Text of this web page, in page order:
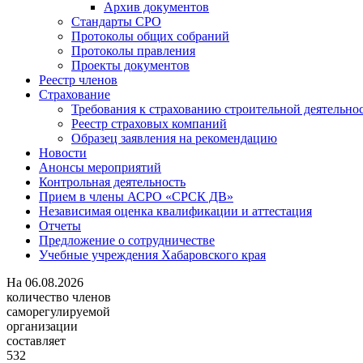
Архив документов
Стандарты СРО
Протоколы общих собраний
Протоколы правления
Проекты документов
Реестр членов
Страхование
Требования к страхованию строительной
Реестр страховых компаний
Образец заявления на рекомендацию
Новости
Анонсы мероприятий
Контрольная деятельность
Прием в члены АСРО «СРСК ДВ»
Независимая оценка квалификации и аттестация
Отчеты
Предложение о сотрудничестве
Учебные учреждения Хабаровского края
На 06.08.2026
количество членов
саморегулируемой
организации
составляет
532